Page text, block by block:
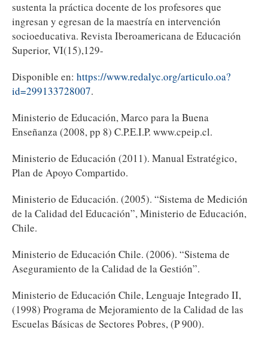
sustenta la práctica docente de los profesores que
ingresan y egresan de la maestría en intervención
socioeducativa. Revista Iberoamericana de Educación
Superior, VI(15),129-
Disponible en: https://www.redalyc.org/articulo.oa?
id=299133728007.
Ministerio de Educación, Marco para la Buena
Enseñanza (2008, pp 8) C.P.E.I.P. www.cpeip.cl.
Ministerio de Educación (2011). Manual Estratégico,
Plan de Apoyo Compartido.
Ministerio de Educación. (2005). “Sistema de Medición
de la Calidad del Educación”, Ministerio de Educación,
Chile.
Ministerio de Educación Chile. (2006). “Sistema de
Aseguramiento de la Calidad de la Gestión”.
Ministerio de Educación Chile, Lenguaje Integrado II,
(1998) Programa de Mejoramiento de la Calidad de las
Escuelas Básicas de Sectores Pobres, (P 900).